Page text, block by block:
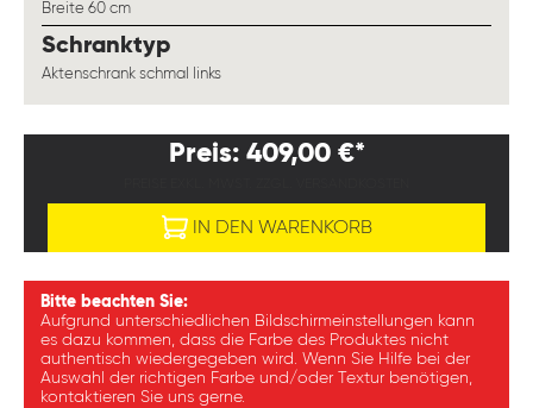
Breite 60 cm
Schranktypauswählen
Aktenschrank schmal links
Preis: 409,00 €*
IN DEN WARENKORB
Bitte beachten Sie:
Aufgrund unterschiedlichen Bildschirmeinstellungen kann
es dazu kommen, dass die Farbe des Produktes nicht
authentisch wiedergegeben wird. Wenn Sie Hilfe bei der
Auswahl der richtigen Farbe und/oder Textur benötigen,
kontaktieren Sie uns gerne.